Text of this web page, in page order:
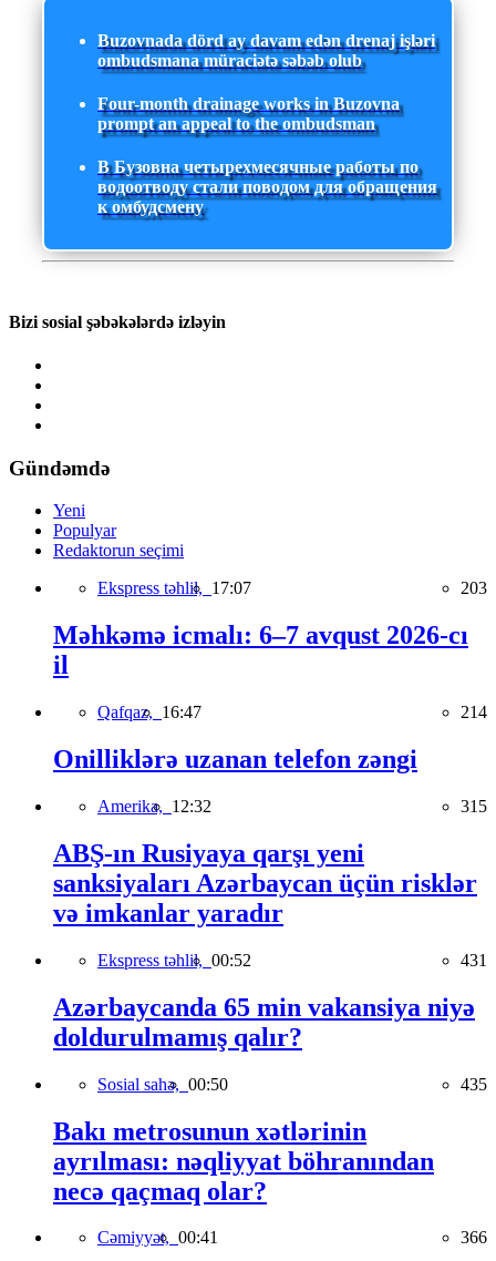
Buzovnada dörd ay davam edən drenaj işləri
ombudsmana müraciətə səbəb olub
Four-month drainage works in Buzovna
prompt an appeal to the ombudsman
В Бузовна четырехмесячные работы по
водоотводу стали поводом для обращения
к омбудсмену
Bizi sosial şəbəkələrdə izləyin
Gündəmdə
Yeni
Populyar
Redaktorun seçimi
Ekspress təhlil, 17:07 203
Məhkəmə icmalı: 6–7 avqust 2026-cı
il
Qafqaz, 16:47 214
Onilliklərə uzanan telefon zəngi
Amerika, 12:32 315
ABŞ-ın Rusiyaya qarşı yeni
sanksiyaları Azərbaycan üçün risklər
və imkanlar yaradır
Ekspress təhlil, 00:52 431
Azərbaycanda 65 min vakansiya niyə
doldurulmamış qalır?
Sosial sahə, 00:50 435
Bakı metrosunun xətlərinin
ayrılması: nəqliyyat böhranından
necə qaçmaq olar?
Cəmiyyət, 00:41 366